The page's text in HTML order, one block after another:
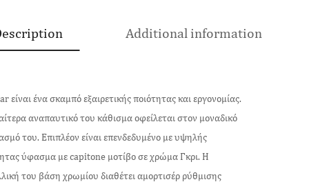
Additional information
είναι ένα σκαμπό εξαιρετικής ποιότητας και εργονομίας.
αναπαυτικό του κάθισμα οφείλεται στον μοναδικό
του. Επιπλέον είναι επενδεδυμένο με υψηλής
ύφασμα με capitone μοτίβο σε χρώμα Γκρι. Η
του βάση χρωμίου διαθέτει αμορτισέρ ρύθμισης